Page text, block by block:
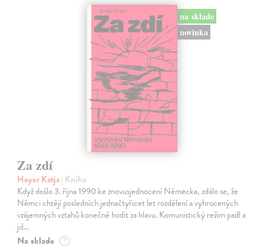
na sklade
novinka
Za zdí
Hoyer Katja| Kniha
Když došlo 3. října 1990 ke znovusjednocení Německa, zdálo se, že
Němci chtějí posledních jednačtyřicet let rozdělení a vyhrocených
vzájemných vztahů konečně hodit za hlavu. Komunistický režim padl a
již…
Na sklade ?